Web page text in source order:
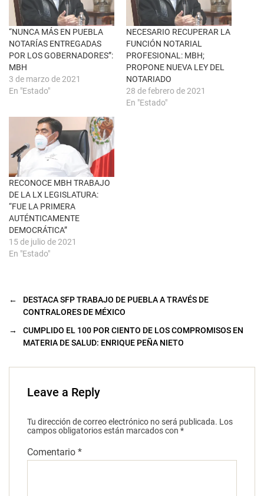
e
n
t
a
n
u
e
v
b
o
o
k
(
S
e
r
n
a
v
e
n
n
a
n
u
e
v
a
)
“NUNCA MÁS EN PUEBLA
NOTARÍAS ENTREGADAS
POR LOS GOBERNADORES”:
MBH
3 de marzo de 2021
En "Estado"
NECESARIO RECUPERAR LA
FUNCIÓN NOTARIAL
PROFESIONAL: MBH;
PROPONE NUEVA LEY DEL
NOTARIADO
28 de febrero de 2021
En "Estado"
RECONOCE MBH TRABAJO
DE LA LX LEGISLATURA:
“FUE LA PRIMERA
AUTÉNTICAMENTE
DEMOCRÁTICA”
15 de julio de 2021
En "Estado"
←
DESTACA SFP TRABAJO DE PUEBLA A TRAVÉS DE
CONTRALORES DE MÉXICO
→
CUMPLIDO EL 100 POR CIENTO DE LOS COMPROMISOS EN
MATERIA DE SALUD: ENRIQUE PEÑA NIETO
Leave a Reply
Tu dirección de correo electrónico no será publicada. Los
campos obligatorios están marcados con *
Comentario *